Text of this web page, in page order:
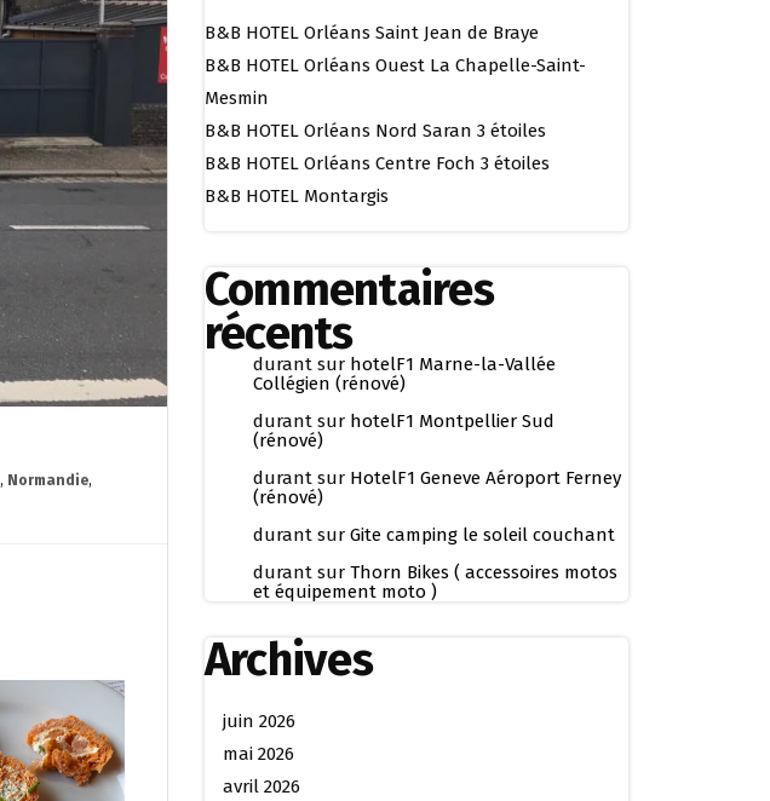
, Normandie,
B&B HOTEL Orléans Saint Jean de Braye
B&B HOTEL Orléans Ouest La Chapelle-Saint-
Mesmin
B&B HOTEL Orléans Nord Saran 3 étoiles
B&B HOTEL Orléans Centre Foch 3 étoiles
B&B HOTEL Montargis
Commentaires
récents
durant sur hotelF1 Marne-la-Vallée
Collégien (rénové)
durant sur hotelF1 Montpellier Sud
(rénové)
durant sur HotelF1 Geneve Aéroport Ferney
(rénové)
durant sur Gite camping le soleil couchant
durant sur Thorn Bikes ( accessoires motos
et équipement moto )
Archives
juin 2026
mai 2026
avril 2026